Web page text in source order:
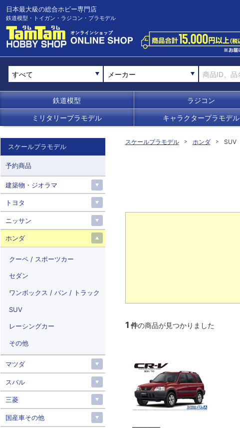
日本最大級の総合ホビー専門店
鉄道模型・トイガン・ラジコン・プラモデル
メーカー
鉄道模型 ラジコン
ミリタリープラモデル キャラクタープラモデル
スケールプラモデル ホンダ SUV
1 件の商品が見つかりました
スケールプラモデル
予約商品
建築物・ジオラマ
トヨタ
ニッサン
ホンダ
クーペ / スポーツカー
セダン
ワンボックス / バン / トラック
SUV
レーシングカー
その他
マツダ
スバル
三菱
国産車その他